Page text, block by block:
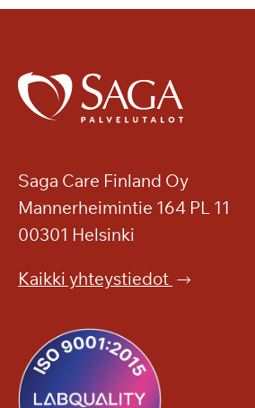
Saga Care Finland Oy
Mannerheimintie 164 PL 11
00301 Helsinki
Kaikki yhteystiedot